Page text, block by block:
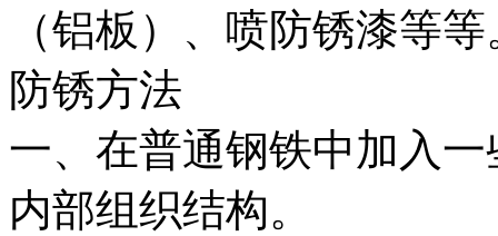
（铝板）、喷防锈漆等等
防锈方法
一、在普通钢铁中加入
内部组织结构。